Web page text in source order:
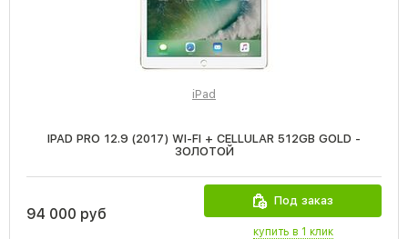
iPad
IPAD PRO 12.9 (2017) WI-FI + CELLULAR 512GB GOLD -
ЗОЛОТОЙ
94 000 руб
Под заказ
купить в 1 клик